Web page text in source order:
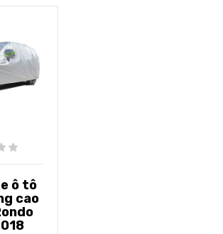
ô tô
cao